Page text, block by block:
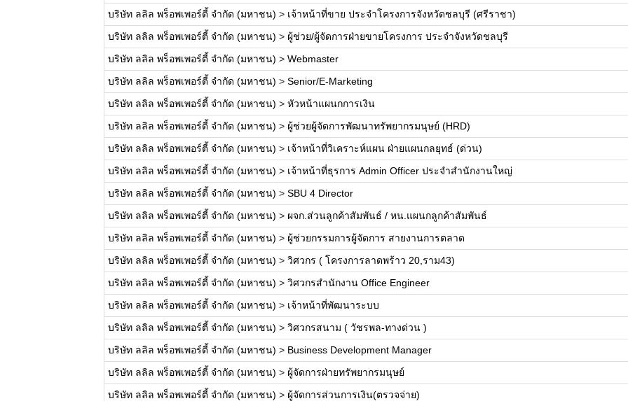
บริษัท ลลิล พร็อพเพอร์ตี้ จำกัด (มหาชน) > เจ้าหน้าที่ขาย ประจำโครงการจังหวัดชลบุรี (ศรีราชา)
บริษัท ลลิล พร็อพเพอร์ตี้ จำกัด (มหาชน) > ผู้ช่วย/ผู้จัดการฝ่ายขายโครงการ ประจำจังหวัดชลบุรี
บริษัท ลลิล พร็อพเพอร์ตี้ จำกัด (มหาชน) > Webmaster
บริษัท ลลิล พร็อพเพอร์ตี้ จำกัด (มหาชน) > Senior/E-Marketing
บริษัท ลลิล พร็อพเพอร์ตี้ จำกัด (มหาชน) > หัวหน้าแผนกการเงิน
บริษัท ลลิล พร็อพเพอร์ตี้ จำกัด (มหาชน) > ผู้ช่วยผู้จัดการพัฒนาทรัพยากรมนุษย์ (HRD)
บริษัท ลลิล พร็อพเพอร์ตี้ จำกัด (มหาชน) > เจ้าหน้าที่วิเคราะห์แผน ฝ่ายแผนกลยุทธ์ (ด่วน)
บริษัท ลลิล พร็อพเพอร์ตี้ จำกัด (มหาชน) > เจ้าหน้าที่ธุรการ Admin Officer ประจำสำนักงานใหญ่
บริษัท ลลิล พร็อพเพอร์ตี้ จำกัด (มหาชน) > SBU 4 Director
บริษัท ลลิล พร็อพเพอร์ตี้ จำกัด (มหาชน) > ผจก.ส่วนลูกค้าสัมพันธ์ / หน.แผนกลูกค้าสัมพันธ์
บริษัท ลลิล พร็อพเพอร์ตี้ จำกัด (มหาชน) > ผู้ช่วยกรรมการผู้จัดการ สายงานการตลาด
บริษัท ลลิล พร็อพเพอร์ตี้ จำกัด (มหาชน) > วิศวกร ( โครงการลาดพร้าว 20,ราม43)
บริษัท ลลิล พร็อพเพอร์ตี้ จำกัด (มหาชน) > วิศวกรสำนักงาน Office Engineer
บริษัท ลลิล พร็อพเพอร์ตี้ จำกัด (มหาชน) > เจ้าหน้าที่พัฒนาระบบ
บริษัท ลลิล พร็อพเพอร์ตี้ จำกัด (มหาชน) > วิศวกรสนาม ( วัชรพล-ทางด่วน )
บริษัท ลลิล พร็อพเพอร์ตี้ จำกัด (มหาชน) > Business Development Manager
บริษัท ลลิล พร็อพเพอร์ตี้ จำกัด (มหาชน) > ผู้จัดการฝ่ายทรัพยากรมนุษย์
บริษัท ลลิล พร็อพเพอร์ตี้ จำกัด (มหาชน) > ผู้จัดการส่วนการเงิน(ตรวจจ่าย)